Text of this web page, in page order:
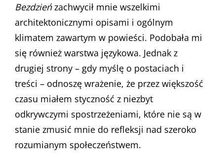
Bezdzieńzachwycił mnie wszelkimi
architektonicznymi opisami i ogólnym
klimatem zawartym w powieści. Podobała mi
się również warstwa językowa. Jednak z
drugiej strony – gdy myślę o postaciach i
treści – odnoszę wrażenie, że przez większość
czasu miałem styczność z niezbyt
odkrywczymi spostrzeżeniami, które nie są w
stanie zmusić mnie do refleksji nad szeroko
rozumianym społeczeństwem.